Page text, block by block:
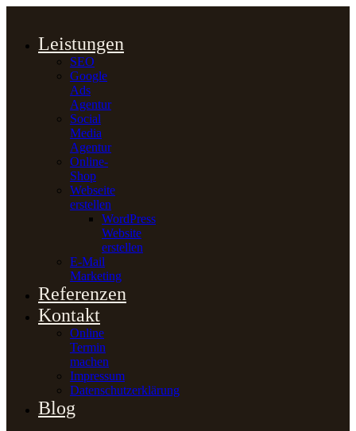
springenLeistungen
SEO
Google
Ads
Agentur
Social
Media
Agentur
Online-
Shop
Webseite
erstellen
WordPress
Website
erstellen
E-Mail
Marketing
Referenzen
Kontakt
Online
Termin
machen
Impressum
Datenschutzerklärung
Blog